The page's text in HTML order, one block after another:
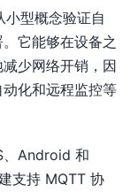
型概念验证自
它能够在设备之
少网络开销，因
化和远程监控等
Android 和
支持 MQTT 协